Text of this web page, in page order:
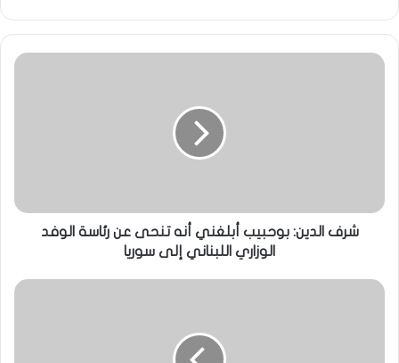
شرف الدين: بوحبيب أبلغني أنه تنحى عن رئاسة الوفد
الوزاري اللبناني إلى سوريا